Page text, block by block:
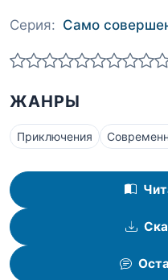
Серия: Само
ЖАНРЫ
Приключения